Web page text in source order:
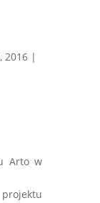
2016|
Arto w